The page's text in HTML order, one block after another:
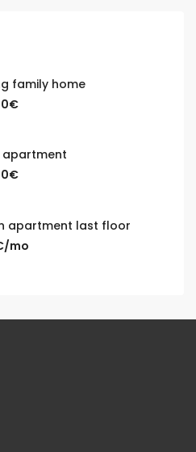
family home
apartment
apartment last floor
mo